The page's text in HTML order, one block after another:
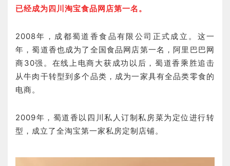
已经成为四川淘宝食品网店第一名。
2008年，成都蜀道香食品有限公司正式成立。这一
年，蜀道香也成为了全国食品网店第一名，阿里巴巴网
商30强。在线上电商大获成功以后，蜀道香乘胜追击
从牛肉干转型到多个品类，成为一家具有全品类零食的
电商。
2009年，蜀道香以四川私人订制私房菜为定位进行转
型，成立了全淘宝第一家私房定制店铺。